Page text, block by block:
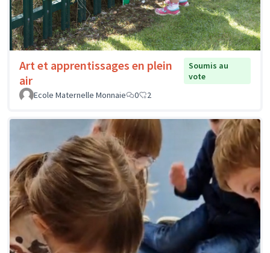
Art et apprentissages en plein
air
Soumis au
vote
Ecole Maternelle Monnaie
0 2